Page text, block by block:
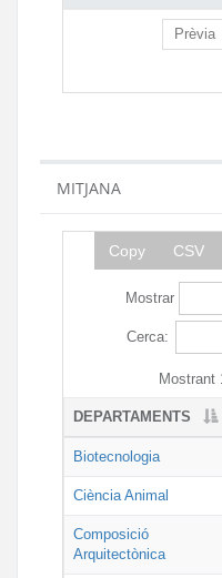
Prèvia
MITJANA
Copy CSV
Mostrar
Cerca:
Mostrant
DEPARTAMENTS
Biotecnologia
Ciència Animal
Composició
Arquitectònica